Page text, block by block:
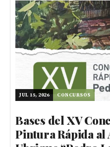
JUL 15, 2026 CONCURSOS
Bases del XV
Pintura Rápida al